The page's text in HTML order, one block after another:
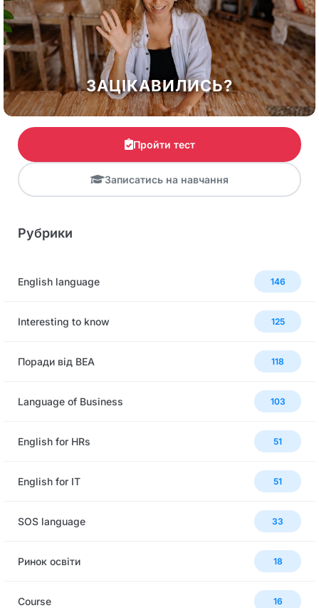
ЗАЦІКАВИЛИСЬ?
Пройти тест
Записатись на навчання
Рубрики
English language 146
Interesting to know 125
Поради від BEA 118
Language of Business 103
English for HRs 51
English for IT 51
SOS language 33
Ринок освіти 18
Сourse 16